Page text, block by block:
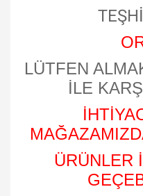
LÜTFEN
İLE
ÜRÜNLER